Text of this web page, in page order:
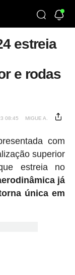
estreia
e rodas
08:45 MIGUE A.
com
superior
estreia no
já
única em